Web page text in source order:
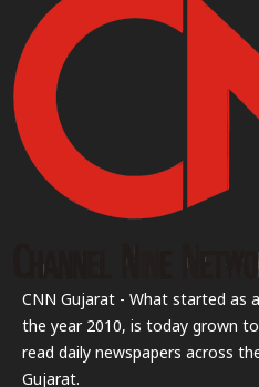
CNN Gujarat - What started as
the year 2010, is today grown
read daily newspapers across
Gujarat.